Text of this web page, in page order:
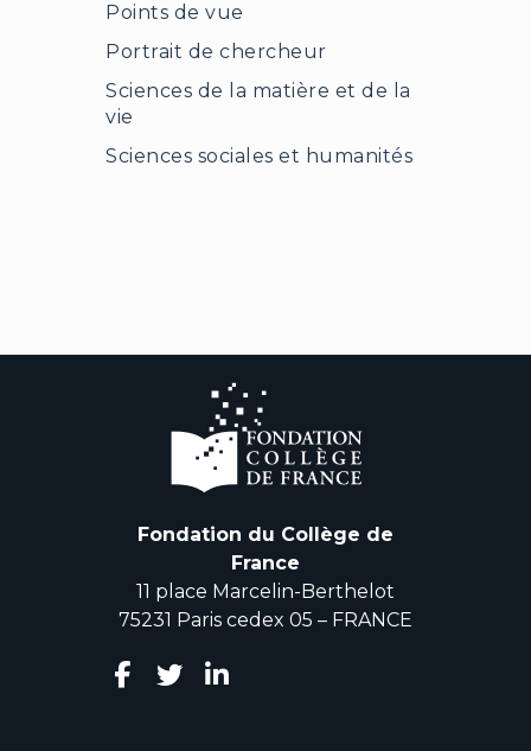
Points de vue
Portrait de chercheur
Sciences de la matière et de la
vie
Sciences sociales et humanités
Fondation du Collège de
France
11 place Marcelin-Berthelot
75231 Paris cedex 05 – FRANCE